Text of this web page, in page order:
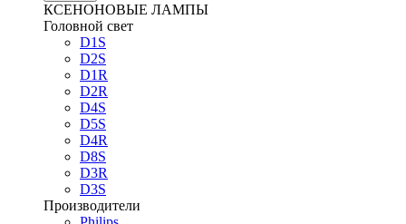
КСЕНОНОВЫЕ ЛАМПЫ
Головной свет
D1S
D2S
D1R
D2R
D4S
D5S
D4R
D8S
D3R
D3S
Производители